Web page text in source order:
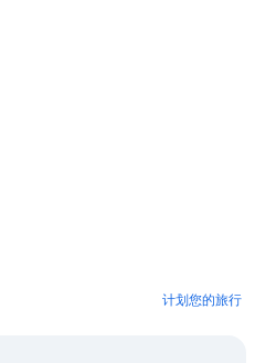
计划您的旅行